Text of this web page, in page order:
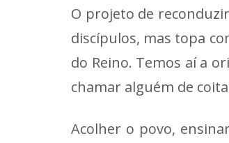
O projeto de
discípulos, mas topa
do Reino. Temos aí a
chamar alguém de
Acolher o povo,